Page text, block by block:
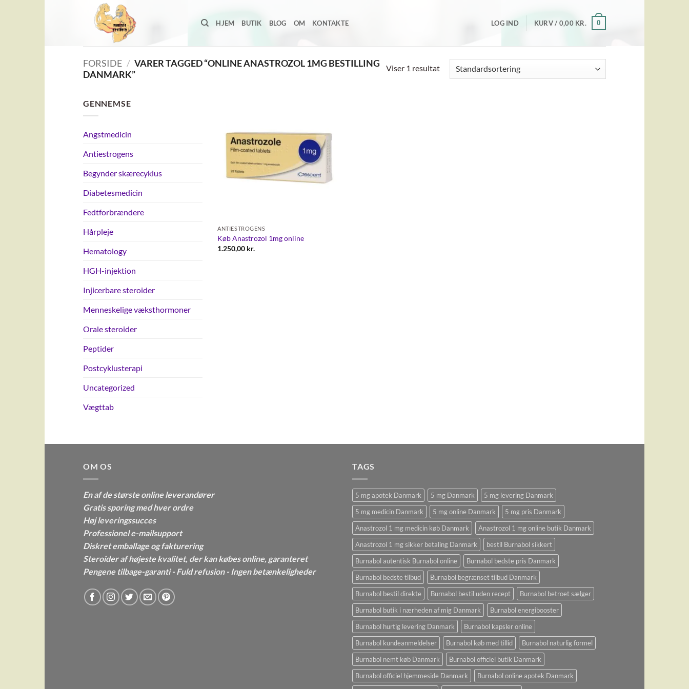
HJEM BUTIK BLOG OM KONTAKTE LOG IND KURV / 0,00 KR. 0
FORSIDE / VARER TAGGED “ONLINE ANASTROZOL 1MG BESTILLING
DANMARK”
Viser 1 resultat
GENNEMSE
Angstmedicin
Antiestrogens
Begynder skærecyklus
Diabetesmedicin
Fedtforbrændere
Hårpleje
Hematology
HGH-injektion
Injicerbare steroider
Menneskelige væksthormoner
Orale steroider
Peptider
Postcyklusterapi
Uncategorized
Vægttab
wishlist
ANTIESTROGENS
Køb Anastrozol 1mg online
1.250,00 kr.
OM OS
En af de største online leverandører
Gratis sporing med hver ordre
Høj leveringssucces
Professionel e-mailsupport
Diskret emballage og fakturering
Steroider af højeste kvalitet, der kan købes online, garanteret
Pengene tilbage-garanti - Fuld refusion - Ingen betænkeligheder
TAGS
5 mg apotek Danmark 5 mg Danmark
5 mg levering Danmark
5 mg medicin Danmark
5 mg online Danmark
5 mg pris Danmark
Anastrozol 1 mg medicin køb Danmark
Anastrozol 1 mg online butik Danmark
Anastrozol 1 mg sikker betaling Danmark
bestil Burnabol sikkert
Burnabol autentisk Burnabol online
Burnabol bedste pris Danmark
Burnabol bedste tilbud
Burnabol begrænset tilbud Danmark
Burnabol bestil direkte
Burnabol bestil uden recept
Burnabol betroet sælger
Burnabol butik i nærheden af ​​mig Danmark
Burnabol energibooster
Burnabol hurtig levering Danmark
Burnabol kapsler online
Burnabol kundeanmeldelser
Burnabol køb med tillid
Burnabol naturlig formel
Burnabol nemt køb Danmark
Burnabol officiel butik Danmark
Burnabol officiel hjemmeside Danmark
Burnabol online apotek Danmark